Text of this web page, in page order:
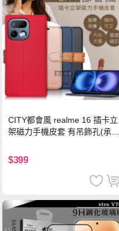
CITY都會風 realme 16 插卡立
架磁力手機皮套 有吊飾孔(承諾
$399